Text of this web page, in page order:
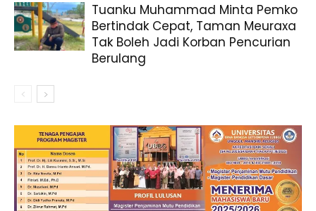
Tuanku Muhammad Minta Pemko
Bertindak Cepat, Taman Meuraxa
Tak Boleh Jadi Korban Pencurian
Berulang